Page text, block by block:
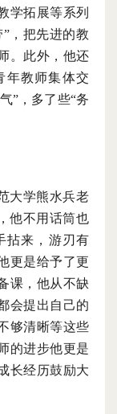
学拓展等系列
，把先进的教
。此外，他还
年教师集体交
”，多了些“务
大学熊水兵老
他不用话筒也
拈来，游刃有
更是给予了更
课，他从不缺
会提出自己的
够清晰等这些
的进步他更是
长经历鼓励大